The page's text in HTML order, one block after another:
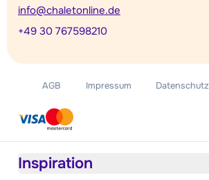
info@chaletonline.de
+49 30 767598210
AGB Impressum Datenschutz
Inspiration